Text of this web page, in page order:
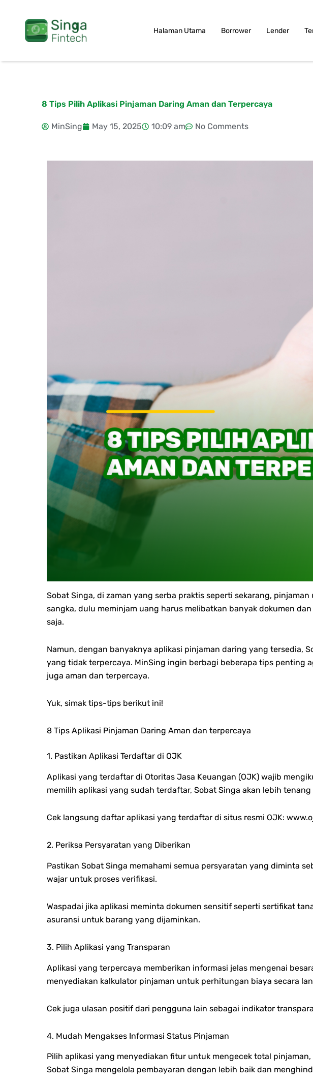
content
Halaman Utama Borrower Lender
8 Tips Pilih Aplikasi Pinjaman Daring Aman dan Terpercaya
MinSing May 15, 2025 10:09 am No Comments
Sobat Singa, di zaman yang serba praktis seperti sekarang,
sangka, dulu meminjam uang harus melibatkan banyak dokumen
saja.
Namun, dengan banyaknya aplikasi pinjaman daring yang tersedia,
yang tidak terpercaya. MinSing ingin berbagi beberapa tips penting
juga aman dan terpercaya.
Yuk, simak tips-tips berikut ini!
8 Tips Aplikasi Pinjaman Daring Aman dan terpercaya
1. Pastikan Aplikasi Terdaftar di OJK
Aplikasi yang terdaftar di Otoritas Jasa Keuangan (OJK) wajib
memilih aplikasi yang sudah terdaftar, Sobat Singa akan lebih
Cek langsung daftar aplikasi yang terdaftar di situs resmi OJK:
2. Periksa Persyaratan yang Diberikan
Pastikan Sobat Singa memahami semua persyaratan yang diminta
wajar untuk proses verifikasi.
Waspadai jika aplikasi meminta dokumen sensitif seperti sertifikat
asuransi untuk barang yang dijaminkan.
3. Pilih Aplikasi yang Transparan
Aplikasi yang terpercaya memberikan informasi jelas mengenai b
menyediakan kalkulator pinjaman untuk perhitungan biaya secara
Cek juga ulasan positif dari pengguna lain sebagai indikator
4. Mudah Mengakses Informasi Status Pinjaman
Pilih aplikasi yang menyediakan fitur untuk mengecek total pinjaman,
Sobat Singa mengelola pembayaran dengan lebih baik dan